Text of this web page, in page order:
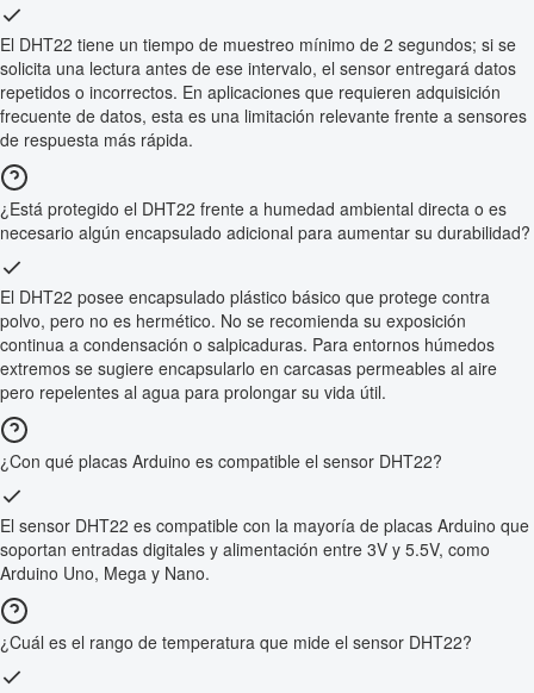
El DHT22 tiene un tiempo de muestreo mínimo de 2 segundos; si se
solicita una lectura antes de ese intervalo, el sensor entregará datos
repetidos o incorrectos. En aplicaciones que requieren adquisición
frecuente de datos, esta es una limitación relevante frente a sensores
de respuesta más rápida.
¿Está protegido el DHT22 frente a humedad ambiental directa o es
necesario algún encapsulado adicional para aumentar su durabilidad?
El DHT22 posee encapsulado plástico básico que protege contra
polvo, pero no es hermético. No se recomienda su exposición
continua a condensación o salpicaduras. Para entornos húmedos
extremos se sugiere encapsularlo en carcasas permeables al aire
pero repelentes al agua para prolongar su vida útil.
¿Con qué placas Arduino es compatible el sensor DHT22?
El sensor DHT22 es compatible con la mayoría de placas Arduino que
soportan entradas digitales y alimentación entre 3V y 5.5V, como
Arduino Uno, Mega y Nano.
¿Cuál es el rango de temperatura que mide el sensor DHT22?